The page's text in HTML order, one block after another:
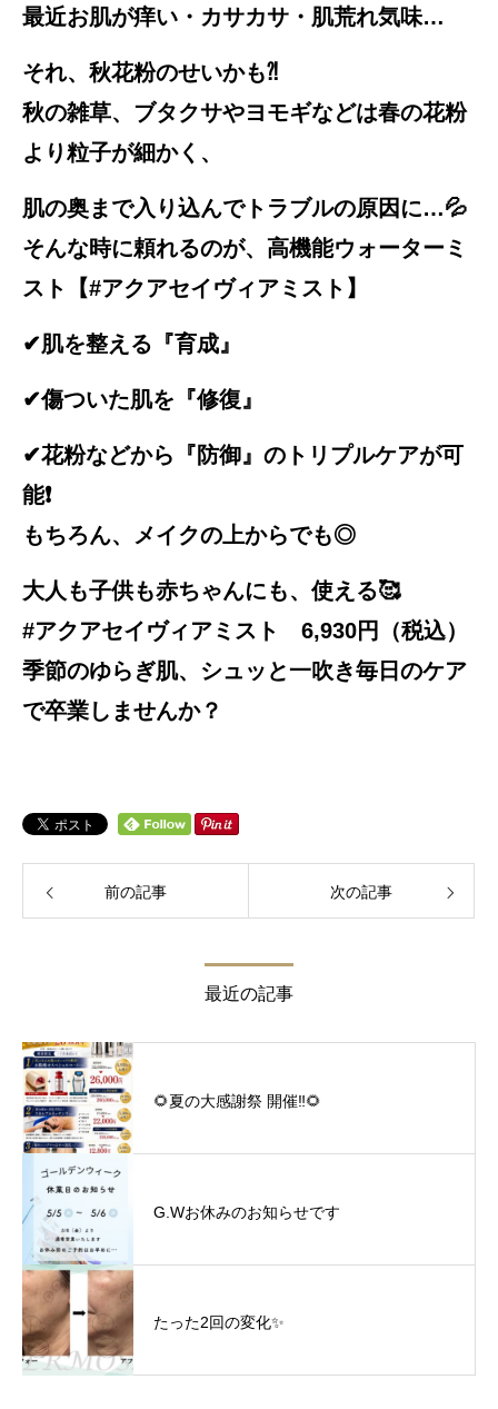
最近お肌が痒い・カサカサ・肌荒れ気味…
それ、秋花粉のせいかも⁈
秋の雑草、ブタクサやヨモギなどは春の花粉
より粒子が細かく、
肌の奥まで入り込んでトラブルの原因に…💦
そんな時に頼れるのが、 高機能ウォーターミ
スト
【#アクアセイヴィアミスト 】
✔肌を整える『育成』
✔傷ついた肌を『修復』
✔花粉などから『防御』のトリプルケアが可
能❗
もちろん、メイクの上からでも◎
大人も子供も赤ちゃんにも、使える🥰
#アクアセイヴィアミスト
6,930円（税込）
季節のゆらぎ肌、シュッと一吹き毎日のケア
で卒業しませんか？
前の記事 次の記事
最近の記事
🌻夏の大感謝祭 開催‼︎🌻
G.Wお休みのお知らせです
たった2回の変化✨